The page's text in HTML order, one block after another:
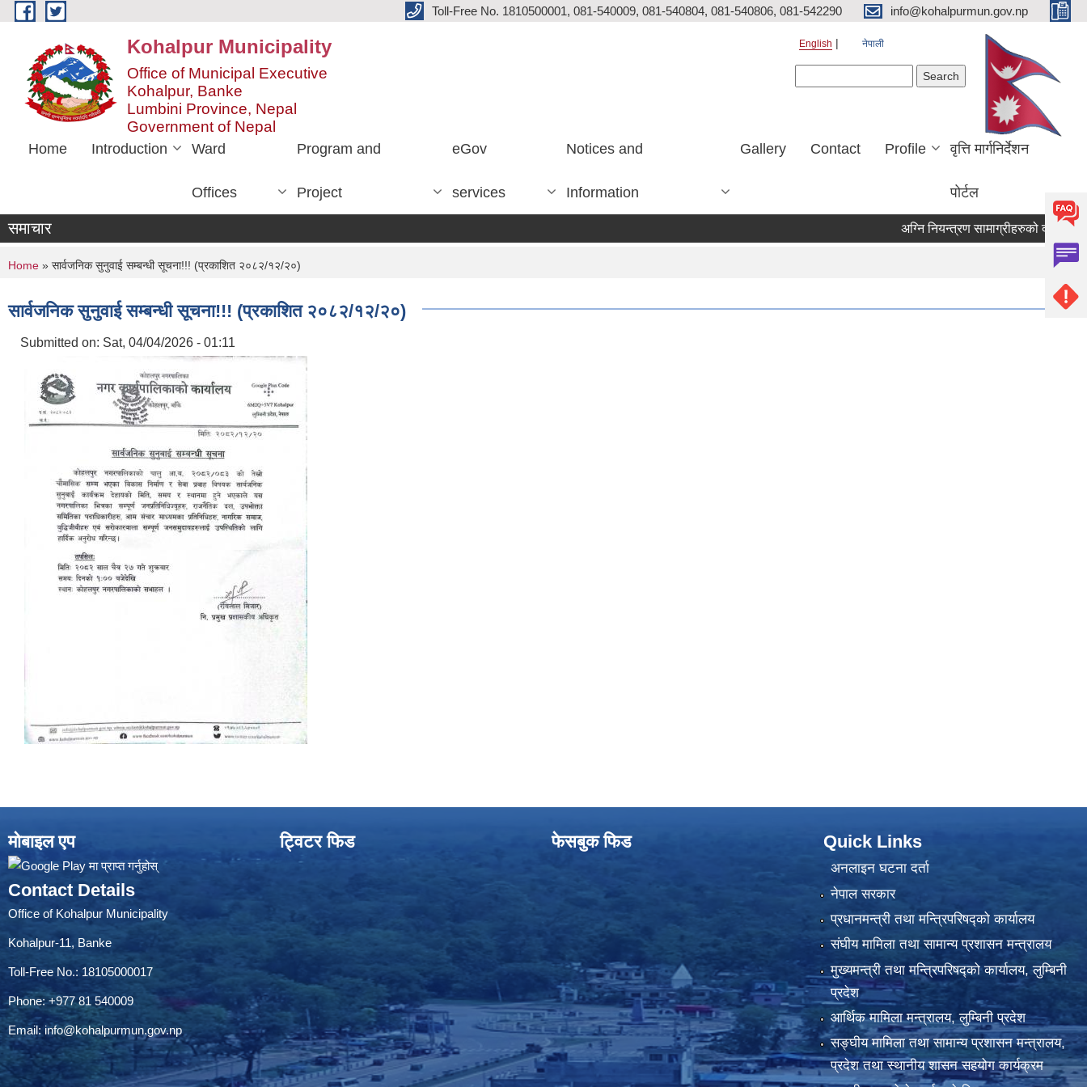
Skip to main content Toll-Free No. 1810500001, 081-540009, 081-540804, 081-540806, 081-542290 info@kohalpurmun.gov.np
Kohalpur Municipality
Office of Municipal Executive
Kohalpur, Banke
Lumbini Province, Nepal
Government of Nepal
English नेपाली
Home Introduction Ward
Offices
Program and
Project
eGov
services
Notices and
Information
Gallery Contact Profile वृत्ति मार्गनिर्देशन
पोर्टल
समाचार
You are here
Home » सार्वजनिक सुनुवाई सम्बन्धी सूचना!!! (प्रकाशित २०८२/१२/२०)
सार्वजनिक सुनुवाई सम्बन्धी सूचना!!! (प्रकाशित २०८२/१२/२०)
Submitted on: Sat, 04/04/2026 - 01:11
मोबाइल एप
Contact Details
Office of Kohalpur Municipality
Kohalpur-11, Banke
Toll-Free No.: 18105000017
Phone: +977 81 540009
Email: info@kohalpurmun.gov.np
ट्विटर फिड फेसबुक फिड Quick Links
अनलाइन घटना दर्ता
नेपाल सरकार
प्रधानमन्त्री तथा मन्त्रिपरिषद्को कार्यालय
संघीय मामिला तथा सामान्य प्रशासन मन्त्रालय
मुख्यमन्त्री तथा मन्त्रिपरिषद्को कार्यालय, लुम्बिनी
प्रदेश
आर्थिक मामिला मन्त्रालय, लुम्बिनी प्रदेश
सङ्घीय मामिला तथा सामान्य प्रशासन मन्त्रालय,
प्रदेश तथा स्थानीय शासन सहयोग कार्यक्रम